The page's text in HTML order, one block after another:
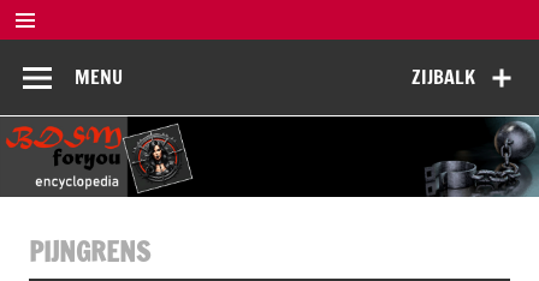
Doorgaan
naar
inhoud
BDSM
Encyclopedia
ZIJBALK
MENU
PIJNGRENS